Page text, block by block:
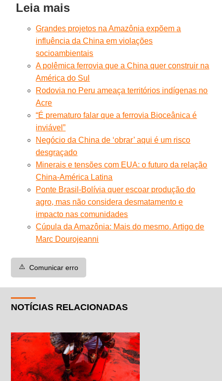
Leia mais
Grandes projetos na Amazônia expõem a
influência da China em violações
socioambientais
A polêmica ferrovia que a China quer construir na
América do Sul
Rodovia no Peru ameaça territórios indígenas no
Acre
“É prematuro falar que a ferrovia Bioceânica é
inviável”
Negócio da China de ‘obrar’ aqui é um risco
desgraçado
Minerais e tensões com EUA: o futuro da relação
China-América Latina
Ponte Brasil-Bolívia quer escoar produção do
agro, mas não considera desmatamento e
impacto nas comunidades
Cúpula da Amazônia: Mais do mesmo. Artigo de
Marc Dourojeanni
⚠️ Comunicar erro
NOTÍCIAS RELACIONADAS